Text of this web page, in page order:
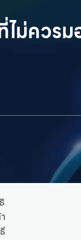
ม่ควรม